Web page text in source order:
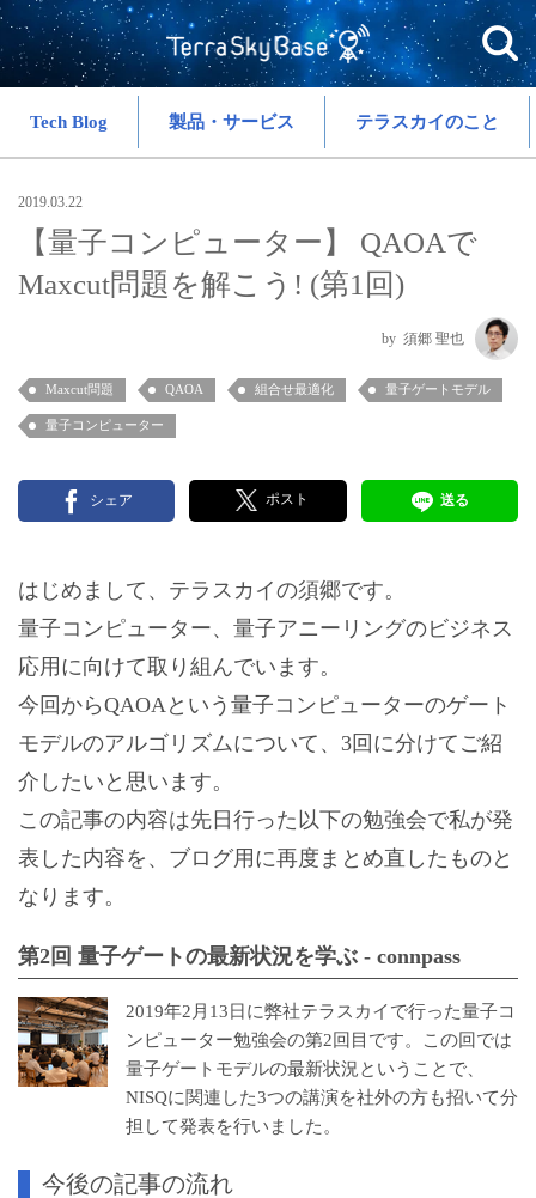
Tech Blog 製品・サービス テラスカイのこと
2019.03.22
【量子コンピューター】 QAOAで
Maxcut問題を解こう! (第1回)
須郷 聖也
Maxcut問題 QAOA 組合せ最適化 量子ゲートモデル
量子コンピューター
シェア ポスト 送る
はじめまして、テラスカイの須郷です。
量子コンピューター、量子アニーリングのビジネス
応用に向けて取り組んでいます。
今回からQAOAという量子コンピューターのゲート
モデルのアルゴリズムについて、3回に分けてご紹
介したいと思います。
この記事の内容は先日行った以下の勉強会で私が発
表した内容を、ブログ用に再度まとめ直したものと
なります。
第2回 量子ゲートの最新状況を学ぶ - connpass
2019年2月13日に弊社テラスカイで行った量子コ
ンピューター勉強会の第2回目です。この回では
量子ゲートモデルの最新状況ということで、
NISQに関連した3つの講演を社外の方も招いて分
担して発表を行いました。
今後の記事の流れ